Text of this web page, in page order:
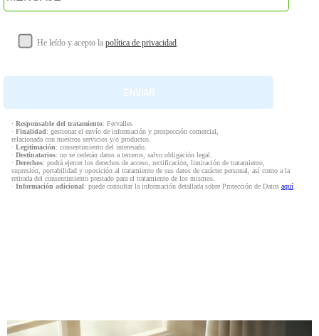
He leído y acepto la política de privacidad.
· Responsable del tratamiento: Fervalles
· Finalidad: gestionar el envío de información y prospección comercial,
relacionada con nuestros servicios y/o productos.
· Legitimación: consentimiento del interesado.
· Destinatarios: no se cederán datos a terceros, salvo obligación legal.
· Derechos: podrá ejercer los derechos de acceso, rectificación, limitación de tratamiento,
supresión, portabilidad y oposición al tratamiento de sus datos de carácter personal, así como a la
retirada del consentimiento prestado para el tratamiento de los mismos.
· Información adicional: puede consultar la información detallada sobre Protección de Datos aquí.